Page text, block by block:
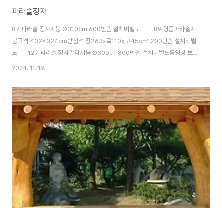
파라솔정자
87 파라솔 정자지붕 Ø310cm 600만원 설치비별도 89 명품파라솔지
붕규격 432x324cm받침석 장263x폭110x고45cm1200만원 설치비별
도 127 파라솔 정자팔각지붕 Ø300cm800만원 설치비별도동영상 보
기 128 파라솔 정자팔각지붕 Ø300cm600만원 설치비별도경기도 양평군
2024. 11. 19.